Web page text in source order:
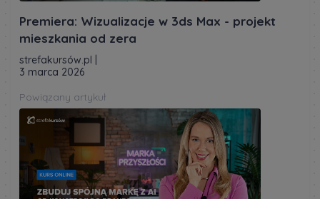
Premiera: Wizualizacje w 3ds Max - projekt
mieszkania od zera
strefakursów.pl
3 marca 2026
Powiązany artykuł